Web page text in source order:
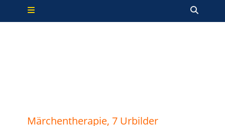
Zum
Primäres Menü
Märchentherapie, 7 Urbilder